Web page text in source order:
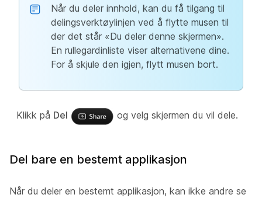
Når du deler innhold, kan du få tilgang til
delingsverktøylinjen ved å flytte musen til
der det står «Du deler denne skjermen».
En rullegardinliste viser alternativene dine.
For å skjule den igjen, flytt musen bort.
Klikk på Del og velg skjermen du vil dele.
Del bare en bestemt applikasjon
Når du deler en bestemt applikasjon, kan ikke andre se